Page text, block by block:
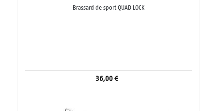
Brassard de sport QUAD LOCK
36,00 €